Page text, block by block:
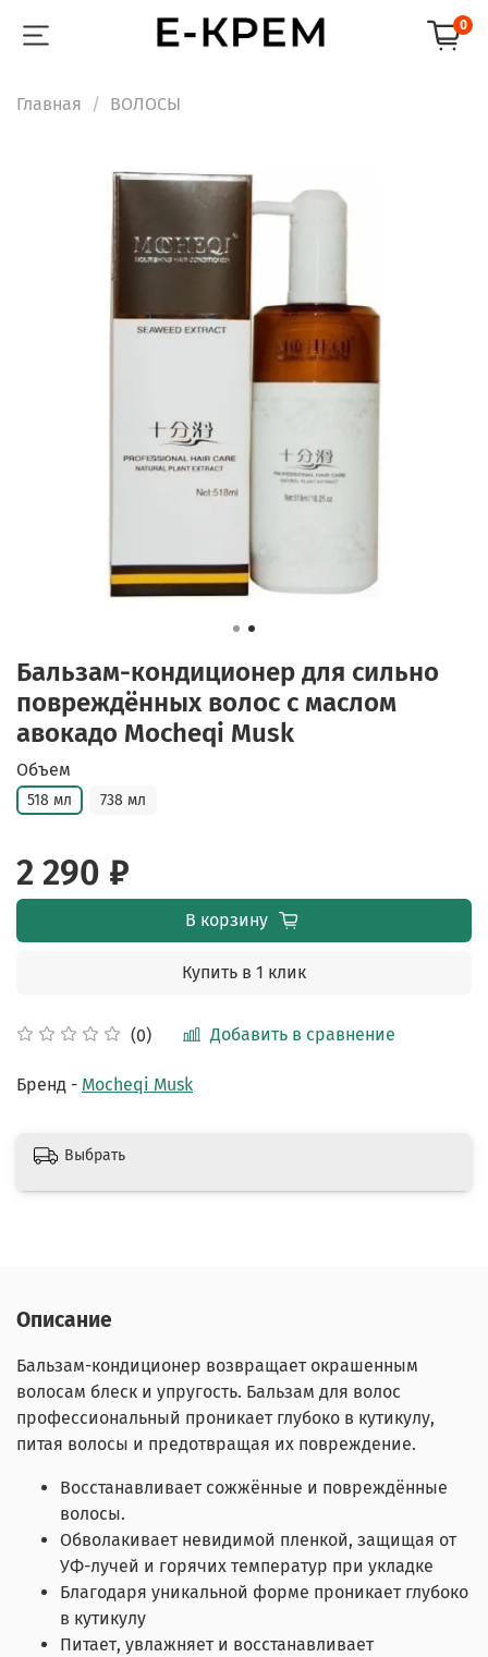
0
Главная ВОЛОСЫ
Бальзам-кондиционер для сильно
повреждённых волос с маслом
авокадо Mocheqi Musk
(0) Добавить в сравнение
Объем
518 мл 738 мл
2 290 ₽
В корзину
Купить в 1 клик
Бренд - Mоcheqi Musk
Выбрать
Описание
Бальзам-кондиционер возвращает окрашенным
волосам блеск и упругость. Бальзам для волос
профессиональный проникает глубоко в кутикулу,
питая волосы и предотвращая их повреждение.
Восстанавливает сожжённые и повреждённые
волосы.
Обволакивает невидимой пленкой, защищая от
УФ-лучей и горячих температур при укладке
Благодаря уникальной форме проникает глубоко
в кутикулу
Питает, увлажняет и восстанавливает